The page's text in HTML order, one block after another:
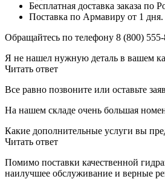
Бесплатная доставка заказа по
Поставка по Армавиру от 1 дня.
Обращайтесь по телефону 8 (800)
Я не нашел нужную деталь в вашем
Читать ответ
Все равно позвоните или оставьте
На нашем складе очень большая
Какие дополнительные услуги вы
Читать ответ
Помимо поставки качественной
наилучшее обслуживание и верные